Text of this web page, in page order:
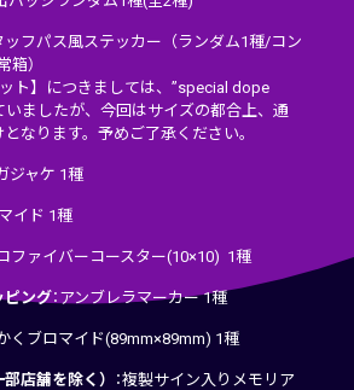
ッフパス風ステッカー（ランダム1種/コン
箱）
ト】につきましては、”special dope
いましたが、今回はサイズの都合上、通
なります。予めご了承ください。
ジャケ 1種
イド 1種
ロファイバーコースター(10×10) 1種
ピング：アンブレラマーカー 1種
かくブロマイド(89mm×89mm) 1種
店舗を除く）
：複製サイン入りメモリア